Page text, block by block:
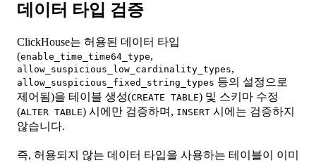
데이터 타입 검증
ClickHouse는 허용된 데이터 타입
(enable_time_time64_type,
allow_suspicious_low_cardinality_types,
allow_suspicious_fixed_string_types 등의 설정으로
제어됨)을 테이블 생성(CREATE TABLE) 및 스키마 수정
(ALTER TABLE) 시에만 검증하며, INSERT 시에는 검증하지
않습니다.
즉, 허용되지 않는 데이터 타입을 사용하는 테이블이 이미